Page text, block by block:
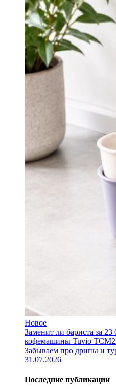
Новое
Заменит ли бариста за
кофемашины Tuvio
Забываем про дрипы и
31.07.2026
Последние публикации